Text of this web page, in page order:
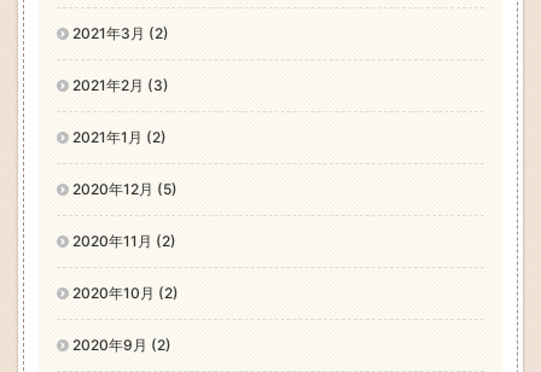
2021年3月 (2)
2021年2月 (3)
2021年1月 (2)
2020年12月 (5)
2020年11月 (2)
2020年10月 (2)
2020年9月 (2)